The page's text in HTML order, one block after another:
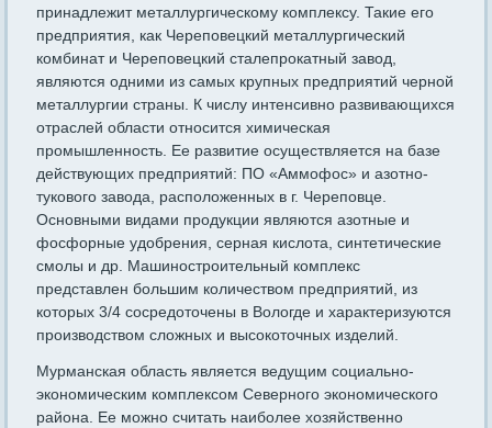
принадлежит металлургическому комплексу. Такие его
предприятия, как Череповецкий металлургический
комбинат и Череповецкий сталепрокатный завод,
являются одними из самых крупных предприятий черной
металлургии страны. К числу интенсивно развивающихся
отраслей области относится химическая
промышленность. Ее развитие осуществляется на базе
действующих предприятий: ПО «Аммофос» и азотно-
тукового завода, расположенных в г. Череповце.
Основными видами продукции являются азотные и
фосфорные удобрения, серная кислота, синтетические
смолы и др. Машиностроительный комплекс
представлен большим количеством предприятий, из
которых 3/4 сосредоточены в Вологде и характеризуются
производством сложных и высокоточных изделий.
Мурманская область является ведущим социально-
экономическим комплексом Северного экономического
района. Ее можно считать наиболее хозяйственно